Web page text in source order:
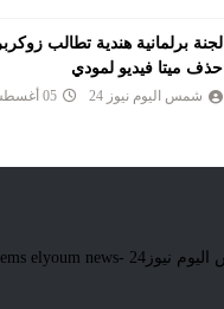
لجنة برلمانية هندية تطالب
حذف ميتا فيديو لمودي
شمس اليوم نيوز 24 05 أغسطس 2026